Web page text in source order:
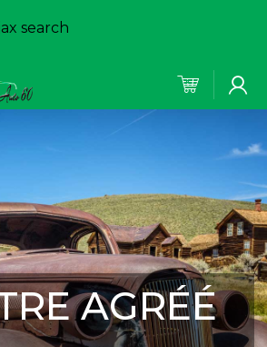
search
AGRÉÉ